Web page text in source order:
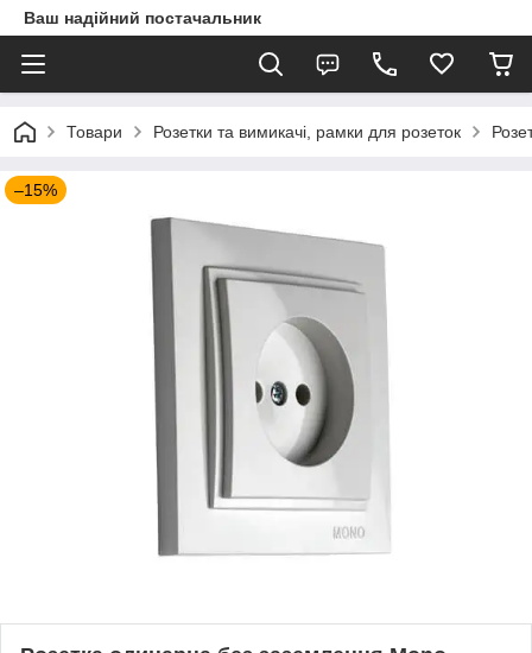
Ваш надійний постачальник
Товари Розетки та вимикачі, рамки для розеток
–15%